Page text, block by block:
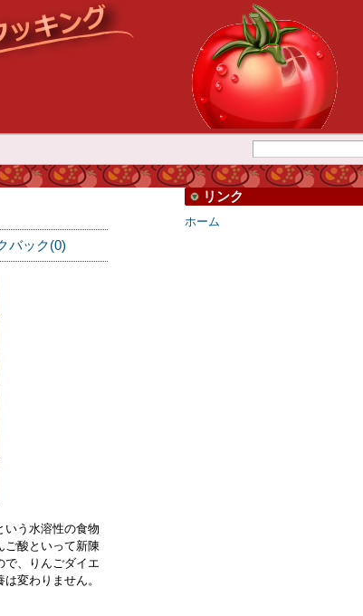
バック(0)
いう水溶性の食物
ご酸といって新陳
で、りんごダイエ
変わりません。
リンク
ホーム